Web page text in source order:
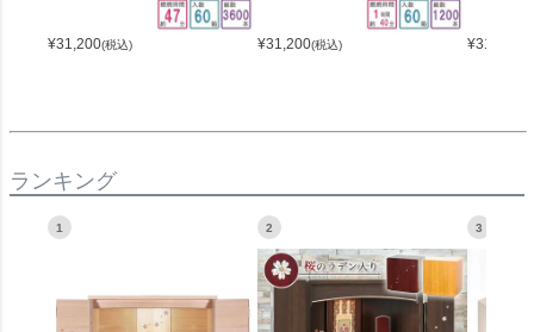
¥31,200(税込) ¥31,200(税込) ¥31,200
ランキング
1 2 3